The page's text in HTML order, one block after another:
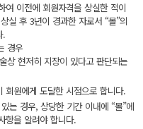
이전에 회원자격을 상실한 적이
실 후 3년이 경과한 자로서 “몰”의
.
경우
상 현저히 지장이 있다고 판단되는
원에게 도달한 시점으로 합니다.
는 경우, 상당한 기간 이내에 “몰”에
항을 알려야 합니다.